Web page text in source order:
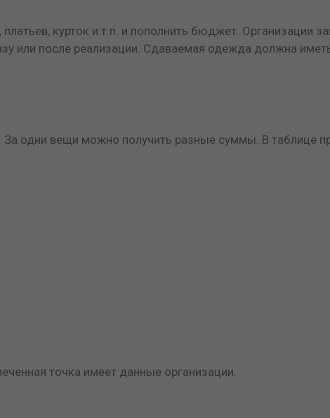
курток и т.п. и пополнить бюджет. Организации
или после реализации. Сдаваемая одежда должна
За одни вещи можно получить разные суммы. В таблице
точка имеет данные организации.